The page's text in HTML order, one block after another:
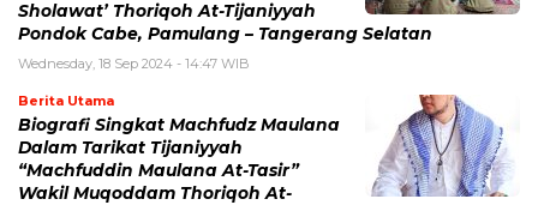
Sholawat’ Thoriqoh At-Tijaniyyah
Pondok Cabe, Pamulang – Tangerang Selatan
Wednesday, 18 Sep 2024 - 14:47 WIB
Berita Utama
Biografi Singkat Machfudz Maulana
Dalam Tarikat Tijaniyyah
“Machfuddin Maulana At-Tasir”
Wakil Muqoddam Thoriqoh At-